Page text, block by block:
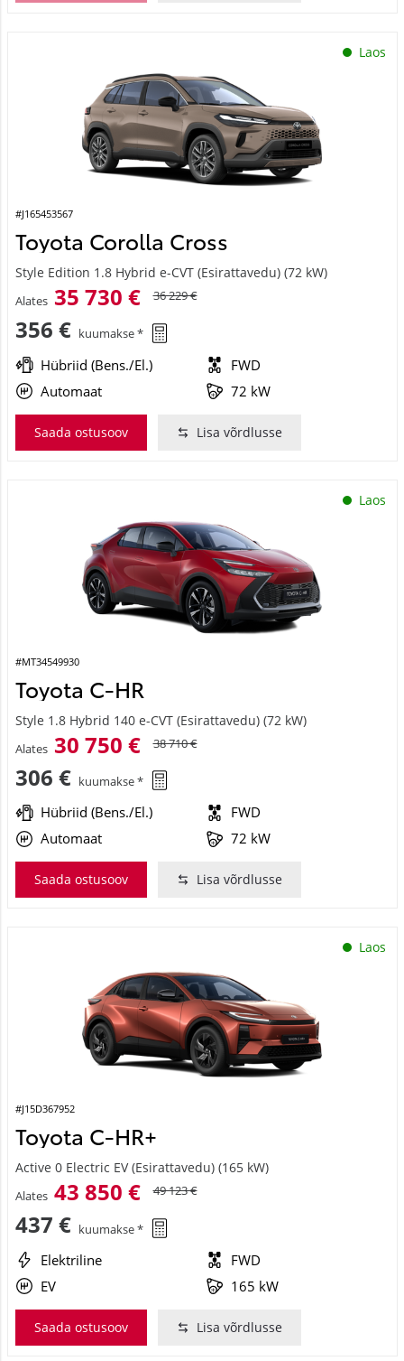
Laos
#J165453567
Toyota Corolla Cross
Style Edition 1.8 Hybrid e-CVT (Esirattavedu) (72 kW)
Alates 35 730 € 36 229 €
356 € kuumakse *
Hübriid (Bens./El.)
FWD
Automaat
72 kW
Saada ostusoov Lisa võrdlusse
Laos
#MT34549930
Toyota C-HR
Style 1.8 Hybrid 140 e-CVT (Esirattavedu) (72 kW)
Alates 30 750 € 38 710 €
306 € kuumakse *
Hübriid (Bens./El.)
FWD
Automaat
72 kW
Saada ostusoov Lisa võrdlusse
Laos
#J15D367952
Toyota C-HR+
Active 0 Electric EV (Esirattavedu) (165 kW)
Alates 43 850 € 49 123 €
437 € kuumakse *
Elektriline
FWD
EV
165 kW
Saada ostusoov Lisa võrdlusse